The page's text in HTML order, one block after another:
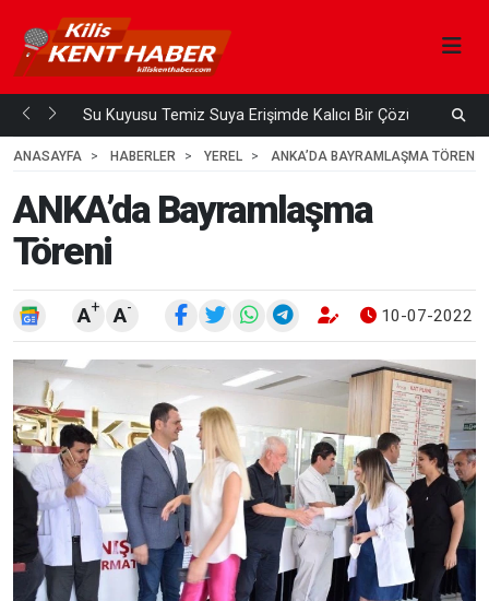
Su Kuyusu Temiz Suya Erişimde Kalıcı Bir Çözüm
4
ANASAYFA HABERLER YEREL ANKA’DA BAYRAMLAŞMA TÖRENI
ANKA’da Bayramlaşma
Töreni
A+ A- 10-07-2022